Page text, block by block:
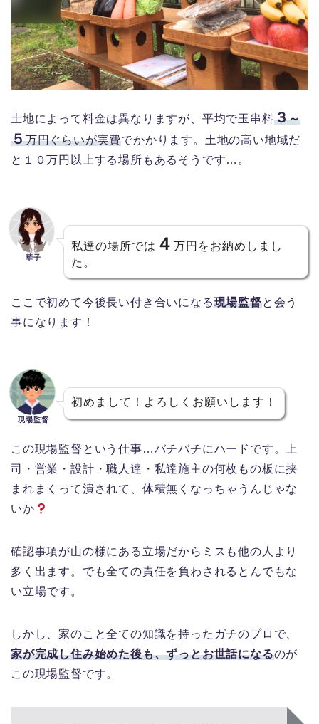
土地によって料金は異なりますが、 平均で玉串料３～
５万円ぐらいが実費でかかります。土地の高い地域だ
と１０万円以上する場所もあるそうです…。
華子
私達の場所では ４ 万円をお納めしまし
た。
ここで初めて今後長い付き合いになる現場監督と会う
事になります！
現場監督
初めまして！よろしくお願いします！
この現場監督という仕事…バチバチにハードです。上
司・営業・設計・職人達・私達施主の何枚もの板に挟
まれまくって潰されて、体積無くなっちゃうんじゃな
いか
確認事項が山の様にある立場だからミスも他の人より
多く出ます。でも全ての責任を負わされるとんでもな
い立場です。
しかし、家のこと全ての知識を持ったガチのプロで、
家が完成し住み始めた後も、ずっとお世話になるのが
この現場監督です。